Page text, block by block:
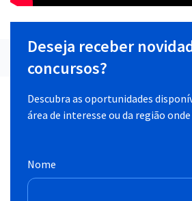
Deseja receber
concursos?
Descubra as oportunidades
área de interesse ou da região
Nome